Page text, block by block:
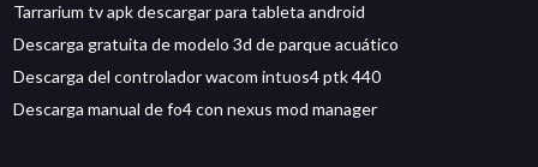
Tarrarium tv apk descargar para tableta android
Descarga gratuita de modelo 3d de parque acuático
Descarga del controlador wacom intuos4 ptk 440
Descarga manual de fo4 con nexus mod manager